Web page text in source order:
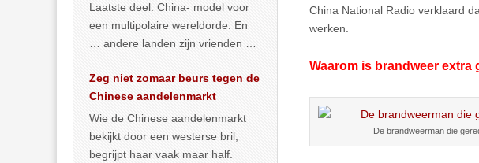
China National Radio verklaard
werken.
Waarom is brandweer extra
De brandweerman die
Laatste deel: China- model voor
een multipolaire wereldorde. En
… andere landen zijn vrienden of
Zeg niet zomaar beurs tegen de
Chinese aandelenmarkt
Wie de Chinese aandelenmarkt
bekijkt door een westerse bril,
begrijpt haar vaak maar half.